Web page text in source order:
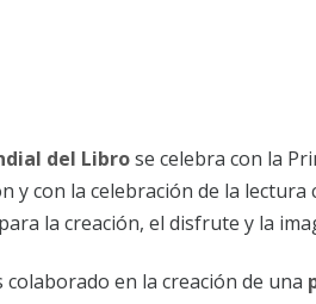
del Librose celebra con la
y con la celebración de la
la creación, el disfrute y la
en la creación de una